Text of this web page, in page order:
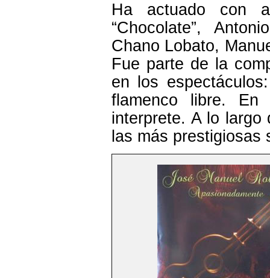
Ha actuado con
“Chocolate”,
Chano Lobato,
Fue parte de la
en los
flamenco libre. En
interprete. A lo largo
las más prestigiosas